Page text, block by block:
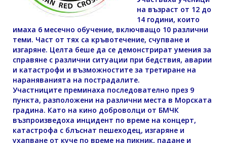
на възраст от 12 до
14 години, които
имаха 6 месечно обучение, включващо 10 различни
теми. Част от тях са кръвотечение, счупване и
изгаряне. Целта беше да се демонстрират умения за
справяне с различни ситуации при бедствия, аварии
и катастрофи и възможностите за третиране на
нараняванията на пострадалите.
Участниците преминаха последователно през 9
пункта, разположени на различни места в Морската
градина. Като на кино доброволци от БМЧК
възпроизведоха инцидент по време на концерт,
катастрофа с блъснат пешеходец, изгаряне и
ухапване от куче по време на пикник, падане и